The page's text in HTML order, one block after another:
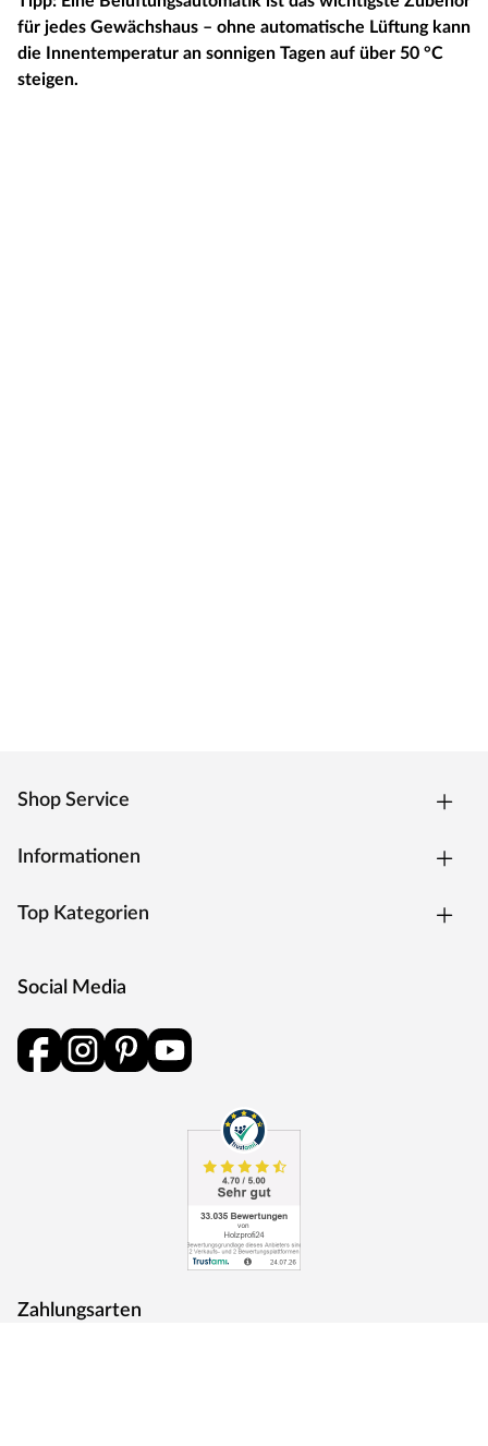
für jedes Gewächshaus – ohne automatische Lüftung kann
die Innentemperatur an sonnigen Tagen auf über 50 °C
steigen.
Shop Service
Informationen
Top Kategorien
Social Media
Zahlungsarten